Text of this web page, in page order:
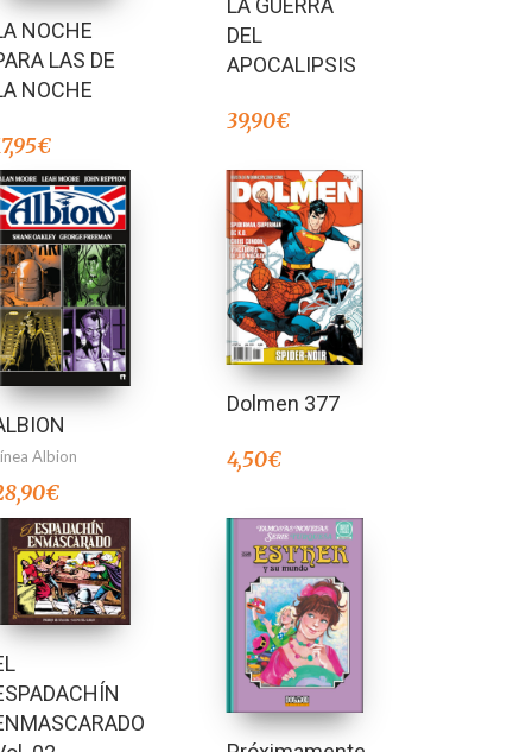
NOCHE
LAS DE
NOCHE
€
LA GUERRA
DEL
APOCALIPSIS
39,90€
Albion
€
Dolmen 377
4,50€